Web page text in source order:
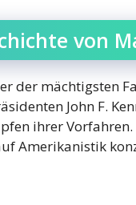
von
der mächtigsten
John F.
ihrer
Amerikanistik